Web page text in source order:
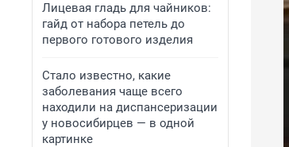
Лицевая гладь для чайников:
гайд от набора петель до
первого готового изделия
Стало известно, какие
заболевания чаще всего
находили на диспансеризации
у новосибирцев — в одной
картинке